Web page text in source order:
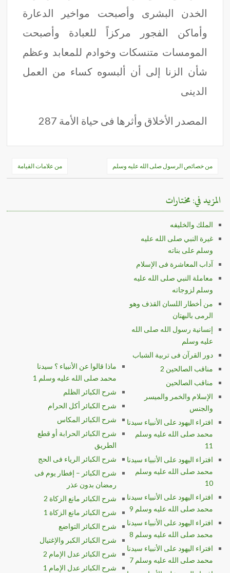
الخدن البشرى وأصبحت مواخير الدعارة
وأماكن الفجور مركزاً للعبادة وأصبحت
المومسات متنسكات وخوادم للمعابد وعظم
شأن الزنا إلى أن ألبسوه كساء من العمل
الدينى
المصدر الأخلاق وأثرها فى حياة الأمة 287
تصفّح
المقالات
من خصائص الرسول صلى الله عليه وسلم من علامات القيامة
المزيد في: مختارات
الملك والخليفه
غيرة النبي صلى الله عليه
وسلم على بناته
آداب المعاشرة فى الإسلام
معاملة النبي صلى الله عليه
وسلم لزوجاته
من أخطار اللسان القذف وهو
الرمى بالبهتان
إنسانية رسول الله صلى الله
عليه وسلم
دور القرآن فى تربية الشباب
مناقب الصالحين 2
مناقب الصالحين
الإسلام والخمر والميسر
والجنس
افتراء اليهود على الأنبياء سيدنا
محمد صلى الله عليه وسلم
11
افتراء اليهود على الأنبياء سيدنا
محمد صلى الله عليه وسلم
10
افتراء اليهود على الأنبياء سيدنا
محمد صلى الله عليه وسلم 9
افتراء اليهود على الأنبياء سيدنا
محمد صلى الله عليه وسلم 8
افتراء اليهود على الأنبياء سيدنا
محمد صلى الله عليه وسلم 7
ماذا قالوا عن الأنبياء ؟ سيدنا
محمد صلى الله عليه وسلم 1
شرح الكبائر الظلم
شرح الكبائر أكل الحرام
شرح الكبائر المكاس
شرح الكبائر الحرابة أو قطع
الطريق
شرح الكبائر الرياء فى الحج
شرح الكبائر – إفطار يوم فى
رمضان بدون عذر
شرح الكبائر مانع الزكاة 2
شرح الكبائر مانع الزكاة 1
شرح الكبائر التواضع
شرح الكبائر الكبر والإغتيال
شرح الكبائر عدل الإمام 2
شرح الكبائر عدل الإمام 1